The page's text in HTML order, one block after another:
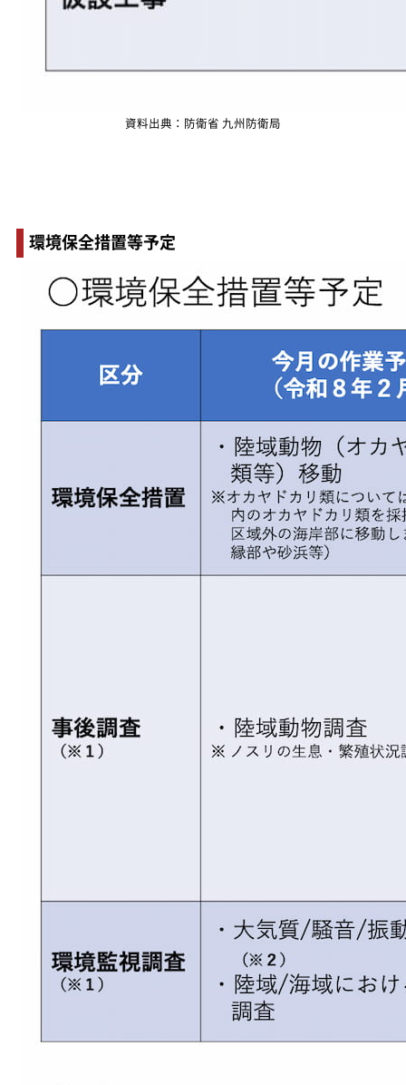
資料出典：防衛省 九州防衛局
環境保全措置等予定